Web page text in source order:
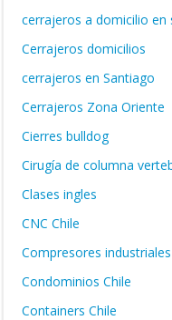
cerrajeros a domicilio en
Cerrajeros domicilios
cerrajeros en Santiago
Cerrajeros Zona Oriente
Cierres bulldog
Cirugía de columna
Clases ingles
CNC Chile
Compresores industriales
Condominios Chile
Containers Chile